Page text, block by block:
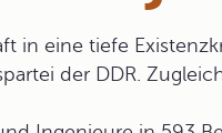
in eine tiefe
der DDR.